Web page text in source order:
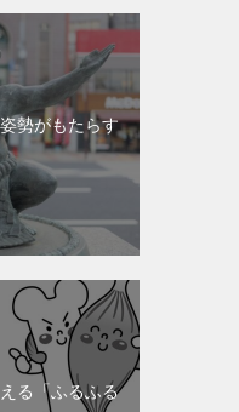
勢がもたらす
る「ふるふる